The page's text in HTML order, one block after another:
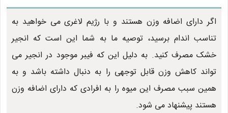
اگر دارای اضافه وزن هستند و با رژیم لاغری می خواهید به
تناسب اندام برسید، توصیه ما به شما این است که انجیر
خشک مصرف کنید. به دلیل این که فیبر موجود در انجیر می
تواند کاهش وزن قابل توجهی را به دنبال داشته باشد و به
همین سبب مصرف این میوه را به افرادی که دارای اضافه وزن
هستند پیشنهاد می شود.